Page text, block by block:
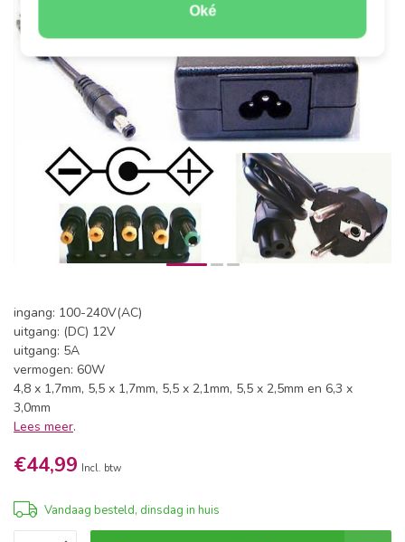
Oké
ingang: 100-240V(AC)
uitgang: (DC) 12V
uitgang: 5A
vermogen: 60W
4,8 x 1,7mm, 5,5 x 1,7mm, 5,5 x 2,1mm, 5,5 x 2,5mm en 6,3 x
3,0mm
Lees meer.
€44,99 Incl. btw
Vandaag besteld, dinsdag in huis